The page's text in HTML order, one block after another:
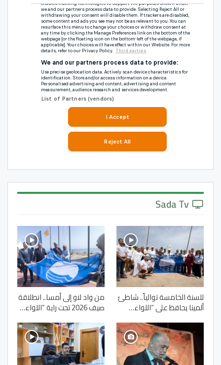
للسنة الخامسة توالياً.. شاطئ
ألمينا يحافظ على “اللواء…
من واد لاو إلى أمسا.. انطلاقة
صيف 2026 تحت راية “اللواء…